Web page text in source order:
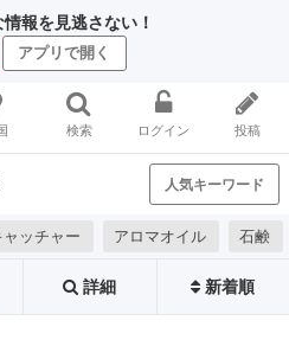
報を見逃さない！
アプリで開く
検索 ログイン 投稿
人気キーワード
ッチャー アロマオイル 石鹸
詳細 新着順